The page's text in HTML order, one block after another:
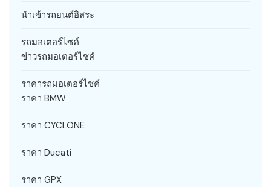
นำเข้ารถยนต์อิสระ
รถมอเตอร์ไซค์
ข่าวรถมอเตอร์ไซค์
ราคารถมอเตอร์ไซค์
ราคา BMW
ราคา CYCLONE
ราคา Ducati
ราคา GPX